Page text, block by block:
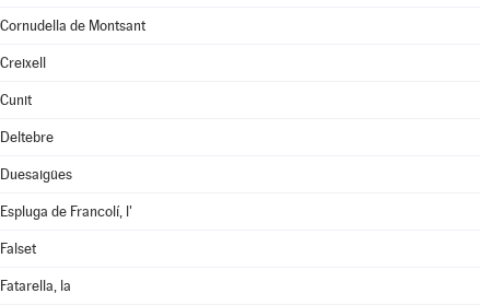
Cornudella de Montsant
Creixell
Cunit
Deltebre
Duesaigües
Espluga de Francolí, l'
Falset
Fatarella, la